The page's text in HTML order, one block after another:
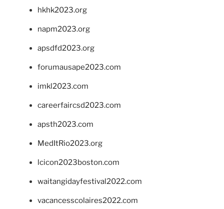
hkhk2023.org
napm2023.org
apsdfd2023.org
forumausape2023.com
imkl2023.com
careerfaircsd2023.com
apsth2023.com
MedItRio2023.org
lcicon2023boston.com
waitangidayfestival2022.com
vacancesscolaires2022.com